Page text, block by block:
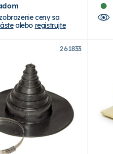
ceny sa
alebo registrujte
261833